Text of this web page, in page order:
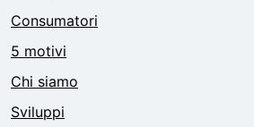
Consumatori
5 motivi
Chi siamo
Sviluppi